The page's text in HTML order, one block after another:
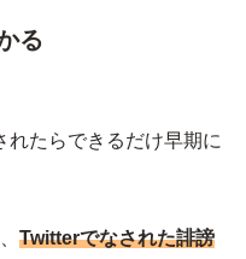
る
れたらできるだけ早期に
Twitterでなされた誹謗